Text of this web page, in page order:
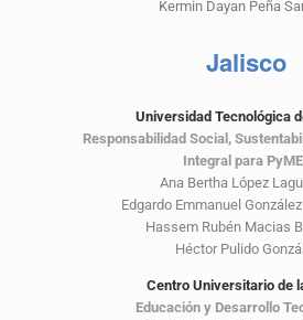
Kermin Dayan Peña
Jalisco
Universidad Tecnológica
Responsabilidad Social,
Integral para
Ana Bertha López
Edgardo Emmanuel
Hassem Rubén Macias
Héctor Pulido
Centro Universitario de
Educación y Desarrollo